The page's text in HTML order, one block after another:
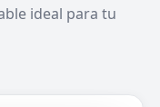
ideal para tu